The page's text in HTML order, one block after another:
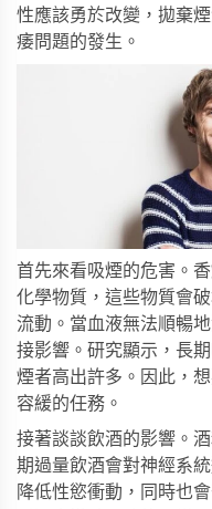
性應該勇於改變，拋棄
痿問題的發生。
首先來看吸煙的危害。
化學物質，這些物質會
流動。當血液無法順暢
接影響。研究顯示，長
煙者高出許多。因此，
容緩的任務。
接著談談飲酒的影響。
期過量飲酒會對神經系
降低性慾衝動，同時也